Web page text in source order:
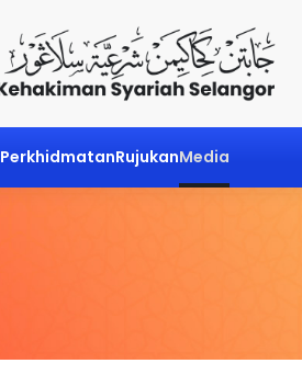
PerkhidmatanRujukanMedia